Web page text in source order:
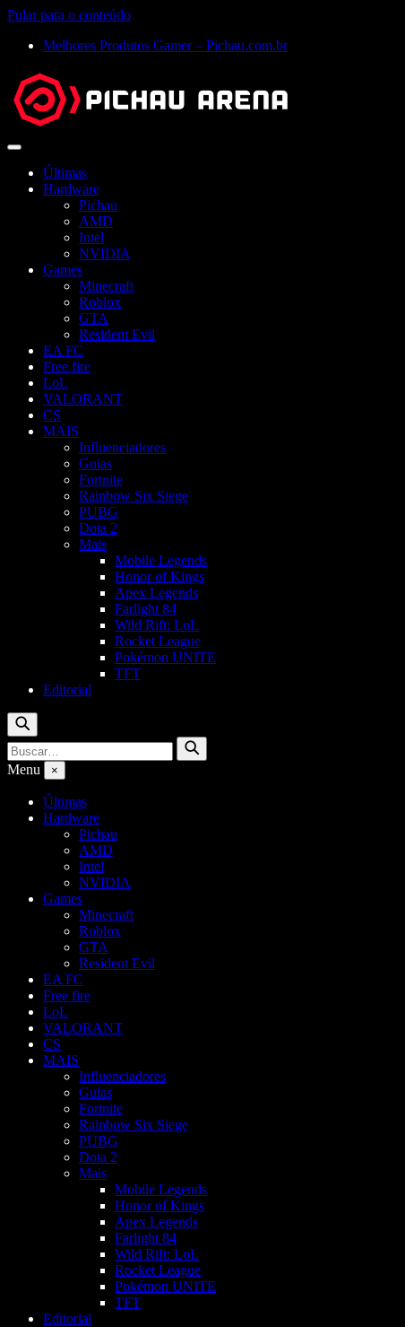
Pular para o conteúdo
Melhores Produtos Gamer – Pichau.com.br
Abrir
Últimas
Hardware
Pichau
AMD
Intel
NVIDIA
Games
Minecraft
Roblox
GTA
Resident Evil
EA FC
Free fire
LoL
VALORANT
CS
MAIS
Influenciadores
Guias
Fortnite
Rainbow Six Siege
PUBG
Dota 2
Mais
Mobile Legends
Honor of Kings
Apex Legends
Farlight 84
Wild Rift: LoL
Rocket League
Pokémon UNITE
TFT
Editorial
Buscar
Buscar
por:
Buscar
Menu ×
Últimas
Hardware
Pichau
AMD
Intel
NVIDIA
Games
Minecraft
Roblox
GTA
Resident Evil
EA FC
Free fire
LoL
VALORANT
CS
MAIS
Influenciadores
Guias
Fortnite
Rainbow Six Siege
PUBG
Dota 2
Mais
Mobile Legends
Honor of Kings
Apex Legends
Farlight 84
Wild Rift: LoL
Rocket League
Pokémon UNITE
TFT
Editorial